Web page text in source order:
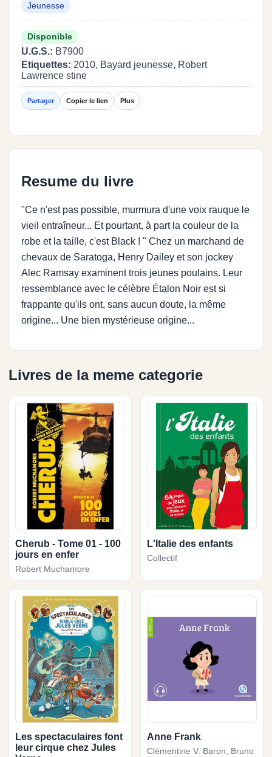
Jeunesse
Disponible
U.G.S.: B7900
Etiquettes: 2010, Bayard jeunesse, Robert
Lawrence stine
Partager Copier le lien Plus
Resume du livre
"Ce n'est pas possible, murmura d'une voix rauque le
vieil entraîneur... Et pourtant, à part la couleur de la
robe et la taille, c'est Black ! " Chez un marchand de
chevaux de Saratoga, Henry Dailey et son jockey
Alec Ramsay examinent trois jeunes poulains. Leur
ressemblance avec le célèbre Étalon Noir est si
frappante qu'ils ont, sans aucun doute, la même
origine... Une bien mystérieuse origine...
Livres de la meme categorie
Cherub - Tome 01 - 100
jours en enfer
Robert Muchamore
L'Italie des enfants
Collectif
Les spectaculaires font
leur cirque chez Jules
Anne Frank
Clémentine V. Baron, Bruno